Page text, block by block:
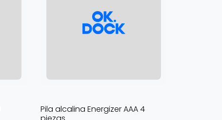
Pila alcalina Energizer AAA 4